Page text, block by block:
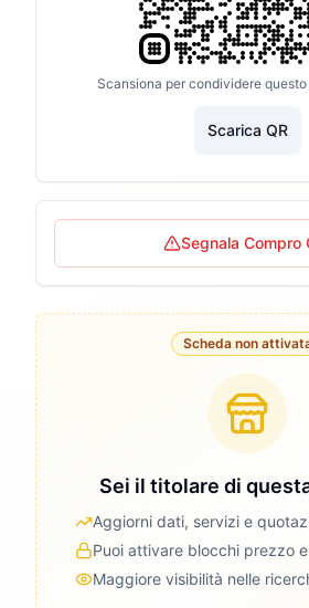
Scansiona per condividere
Scarica QR
Segnala Compro
Scheda non
Sei il titolare di
Aggiorni dati, servizi e
Puoi attivare blocchi prezzo
Maggiore visibilità nelle